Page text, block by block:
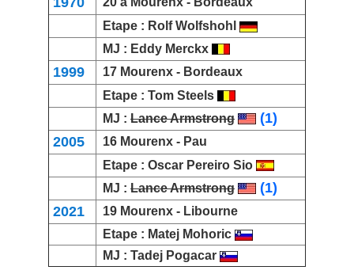
Etape : Rolf Wolfshohl
MJ : Eddy Merckx
1999 17 Mourenx - Bordeaux
Etape : Tom Steels
MJ : Lance Armstrong
(1)
2005
16 Mourenx - Pau
Etape : Oscar Pereiro Sio
MJ : Lance Armstrong
(1)
2021
19 Mourenx - Libourne
Etape : Matej Mohoric
MJ : Tadej Pogacar